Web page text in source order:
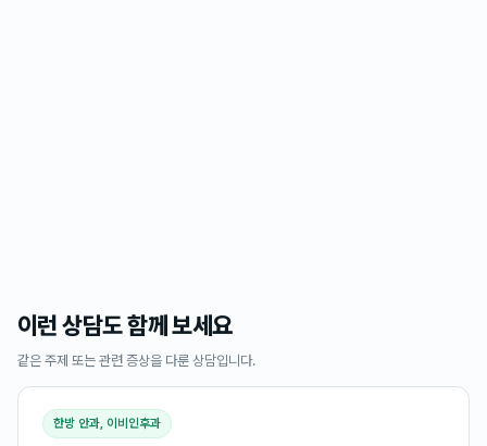
이런 상담도 함께 보세요
같은 주제 또는 관련 증상을 다룬 상담입니다.
한방 안과, 이비인후과